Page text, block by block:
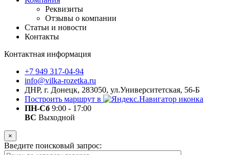
Реквизиты
Отзывы о компании
Статьи и новости
Контакты
Контактная информация
+7 949 317-04-94
info@vilka-rozetka.ru
ДНР, г. Донецк, 283050, ул.Университетская, 56-Б
Построить маршрут в
ПН-Сб 9:00 - 17:00
ВС Выходной
×
Введите поисковый запрос: